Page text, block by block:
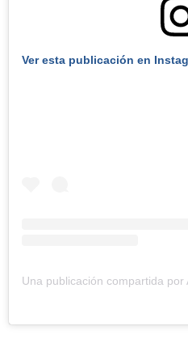
Ver esta publicación en